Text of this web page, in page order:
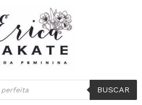
BUSCAR